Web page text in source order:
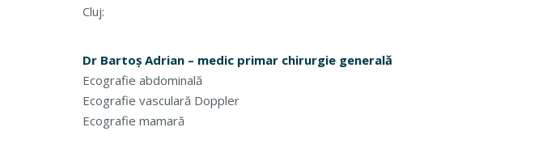
Cluj:
Dr Bartoș Adrian – medic primar chirurgie generală
Ecografie abdominală
Ecografie vasculară Doppler
Ecografie mamară